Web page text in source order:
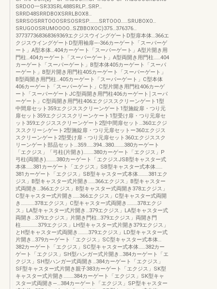
SRDOO一SR33SRL488SRLP…SRP…
SRRD48SRRDBOXSRRLBOX8…
SRRSOSRRTOOOSRSOSRSP………SRTOOO……SRUBOXO…
SRUGOOSRUMOOOO…SZBBOXOC)375…376376…
377377368368369369エクジスウイングゲートD型扉本体…366エ
クジスウイングゲートD型用袖扉―-366カーゲート「スーパーゲ
ート」A型本体…404カーゲート「スーパーゲート」A型片開き用
門柱…404カーゲート「スーパーゲート」A型両開き用門柱……404
カーゲート「スーパーゲート」B型本体405カーゲート「スーパ
ーゲート」B型片開き用門柱405カーゲート「スーパーゲート」
B型両開き用門柱…405カーゲート「スーパーゲート」C型本体
406カーゲート「スーパーゲート」C型片開き用門柱406カーゲ
ート「スーパーゲートJC型両開き用門柱406カーゲート￨スーパ
ーゲート」C型両開き用門柱406エクジススクリーンゲート1型
中間扉セット359エクジススクリーンゲート1型施錠扉・つり元
扉セット359エクジススクリーンケート1型受け扉・つり元扉セ
ット359エクジススクリーンゲート2型中間扉セット…360エクジ
ススクリーシゲート2型施錠扉・つり元扉セットー360エクジス
スクリーンゲート2型受け扉・つり元扉セット360エクジススク
リーンゲート部品セット…359……394…380………380カーゲート
「エクジス」「弓柱(片開き)………380カーゲート「エクジス」P
弓柱(両開き)………380カーゲート「エクジスJSB型キャスター式
本体……381カーゲート「エクジス」SB型キャスター式本体……
381カーゲート「エクジス」SB型キャスター式本体………381エク
ジス」B型キャスター式片開き……366エクジス」B型キャスター
式両開き…366エクジス」B型キャスター式両開き378エクジス」
C型キャスター式片開き……366エクジス」C型キャスター式両開
き…………378エクジス」C型キャスター式両開き………378エクジ
ス」LA型キャスター式片開き…379エクジス」LA型キャスター式
両開き…379エクジス」片開き門柱…379エクジス」両開き門
柱……………379エクジス」LH型キャスター式片開き379エクジス」
とH型キャスター式両開き………379エクジス」LD型キャスター式
片開き…379カーゲート「エクジス」SC型キャスター式本体…
382カーゲート「エクジス」SC型キャスター式本体……382カー
ゲート「エクジス」SH型ハンガー式片開き…384カーゲート「エ
クジス」SH型ハンガー式両開き…384カーゲート「エクジス」
SF型キャスター式片開き親子383カーゲート「エクジス」SK型
キャスター式片開き………384カーゲート「エクジス」SK型キャ
スター式両開き―…384カーゲート「エクジス」SP型キャスター